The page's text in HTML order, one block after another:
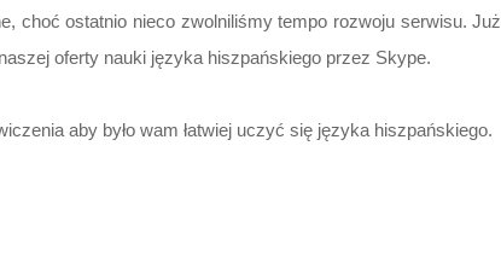
choć ostatnio nieco zwolniliśmy tempo rozwoju serwisu. Już
oferty nauki języka hiszpańskiego przez Skype.
aby było wam łatwiej uczyć się języka hiszpańskiego.